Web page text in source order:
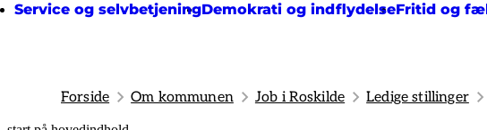
Service og selvbetjeningDemokrati og indflydelseFritid og
Forside Om kommunen Job i Roskilde Ledige stillinger